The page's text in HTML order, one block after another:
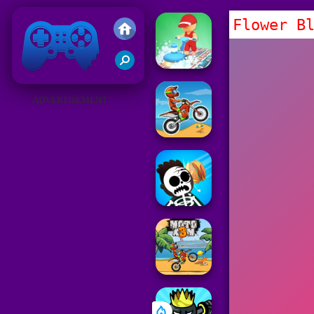
Juegos Friv 2019
ADVERTISEMENT
Flower